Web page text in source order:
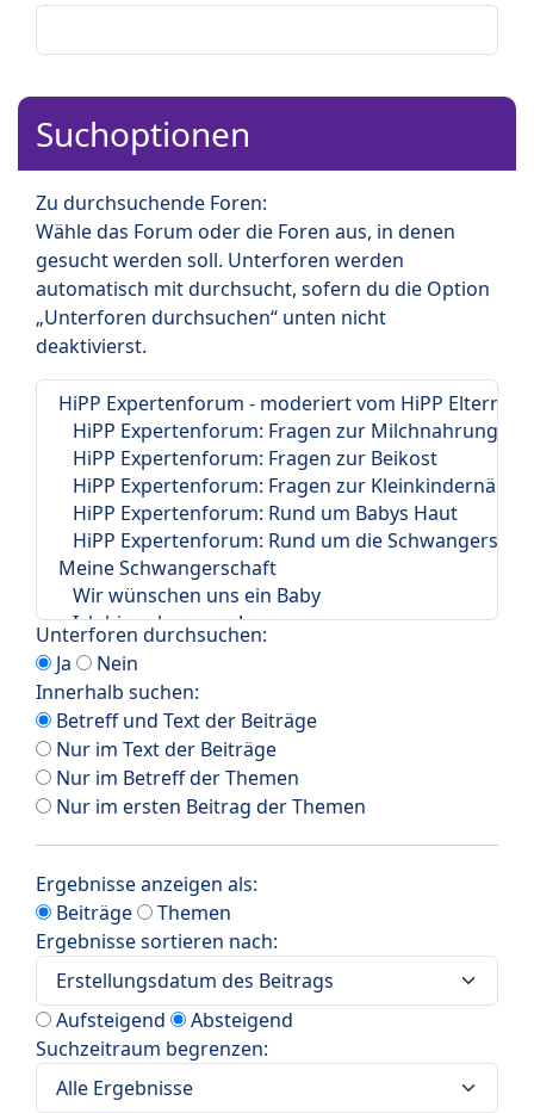
Suchoptionen
Zu durchsuchende Foren:
Wähle das Forum oder die Foren aus, in denen
gesucht werden soll. Unterforen werden
automatisch mit durchsucht, sofern du die Option
„Unterforen durchsuchen“ unten nicht
deaktivierst.
Unterforen durchsuchen:
Ja
Nein
Innerhalb suchen:
Betreff und Text der Beiträge
Nur im Text der Beiträge
Nur im Betreff der Themen
Nur im ersten Beitrag der Themen
Ergebnisse anzeigen als:
Beiträge
Themen
Ergebnisse sortieren nach:
Aufsteigend
Absteigend
Suchzeitraum begrenzen: